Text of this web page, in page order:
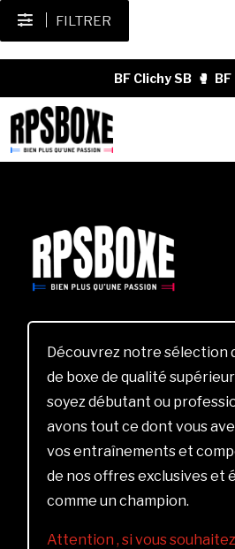
FILTRER
BF Clichy SB 🥊
Découvrez notre sélection
de boxe de qualité
soyez débutant ou
avons tout ce dont vous
vos entraînements et
de nos offres exclusives et
comme un champion.
Attention , si vous